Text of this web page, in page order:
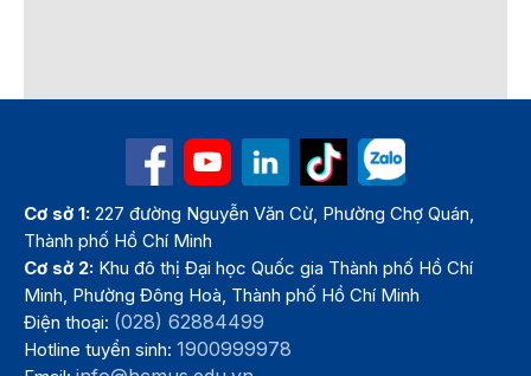
Cơ sở 1: 227 đường Nguyễn Văn Cừ, Phường Chợ Quán,
Thành phố Hồ Chí Minh
Cơ sở 2: Khu đô thị Đại học Quốc gia Thành phố Hồ Chí
Minh, Phường Đông Hoà, Thành phố Hồ Chí Minh
Điện thoại: (028) 62884499
Hotline tuyển sinh:1900999978